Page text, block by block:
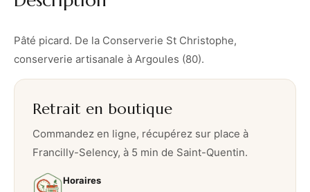
Pâté picard. De la Conserverie St Christophe,
conserverie artisanale à Argoules (80).
Retrait en boutique
Commandez en ligne, récupérez sur place à
Francilly-Selency, à 5 min de Saint-Quentin.
Horaires